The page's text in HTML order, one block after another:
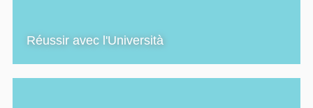
Réussir avec l'Università